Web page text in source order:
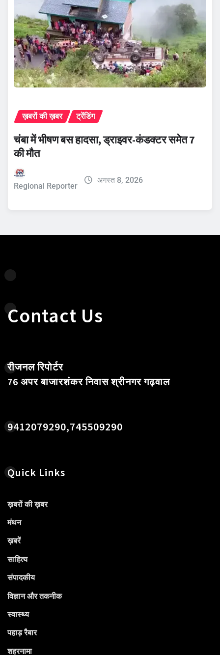
ख़बरों की ख़बर ट्रेंडिंग
चंबा में भीषण बस हादसा, ड्राइवर-कंडक्टर समेत 7
की मौत
Regional Reporter
अगस्त 8, 2026
Contact Us
रीजनल रिपोर्टर
76 अपर बाजारशंकर निवास श्रीनगर गढ़वाल
9412079290,745509290
Quick Links
ख़बरों की ख़बर
मंथन
ख़बरें
साहित्य
संपादकीय
विज्ञान और तकनीक
स्वास्थ्य
पहाड़ रैबार
शहरनामा